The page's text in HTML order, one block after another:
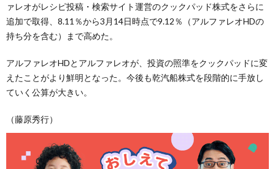
ァレオがレシピ投稿・検索サイト運営のクックパッド株式をさらに
追加で取得、8.11％から3月14日時点で9.12％（アルファレオHDの
持ち分を含む）まで高めた。
アルファレオHDとアルファレオが、投資の照準をクックパッドに変
えたことがより鮮明となった。今後も乾汽船株式を段階的に手放し
ていく公算が大きい。
（藤原秀行）